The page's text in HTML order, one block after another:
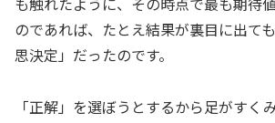
のであれば、たとえ結果が裏目に出て
思決定」だったのです。
「正解」を選ぼうとするから足がすくみ